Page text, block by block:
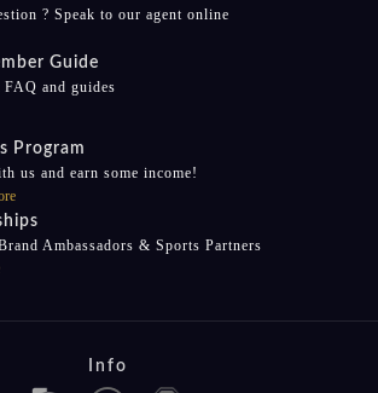
? Speak to our agent online
Guide
FAQ and guides
Program
us and earn some income!
Ambassadors & Sports Partners
Info